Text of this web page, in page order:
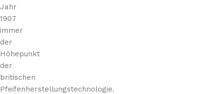
Jahr
1907
immer
der
Höhepunkt
der
britischen
Pfeifenherstellungstechnologie.